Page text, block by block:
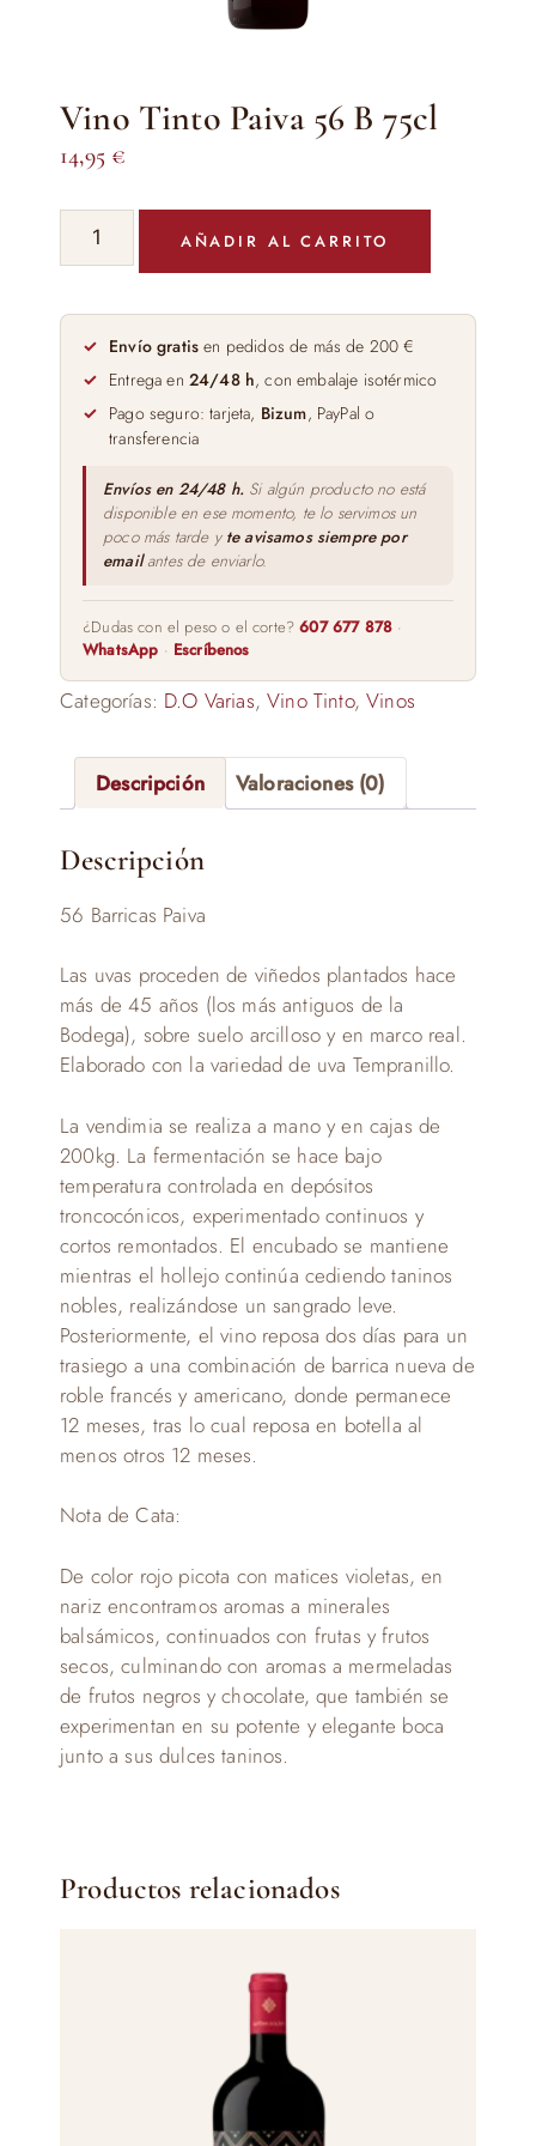
Vino Tinto Paiva 56 B 75cl
14,95 €
Vino
Tinto
56
75cl
cantidad
AÑADIR AL CARRITO
Envío gratis en pedidos de más de 200 €
Entrega en 24/48 h, con embalaje isotérmico
Pago seguro: tarjeta, Bizum, PayPal o
transferencia
Envíos en 24/48 h. Si algún producto no está
disponible en ese momento, te lo servimos un
poco más tarde y te avisamos siempre por
emailantes de enviarlo.
¿Dudas con el peso o el corte?607 677 878 ·
WhatsApp · Escríbenos
Categorías: D.O Varias,Vino Tinto,Vinos
Descripción Valoraciones (0)
Descripción
56 Barricas Paiva
Las uvas proceden de viñedos plantados hace
más de 45 años (los más antiguos de la
Bodega), sobre suelo arcilloso y en marco real.
Elaborado con la variedad de uva Tempranillo.
La vendimia se realiza a mano y en cajas de
200kg. La fermentación se hace bajo
temperatura controlada en depósitos
troncocónicos, experimentado continuos y
cortos remontados. El encubado se mantiene
mientras el hollejo continúa cediendo taninos
nobles, realizándose un sangrado leve.
Posteriormente, el vino reposa dos días para un
trasiego a una combinación de barrica nueva de
roble francés y americano, donde permanece
12 meses, tras lo cual reposa en botella al
menos otros 12 meses.
Nota de Cata:
De color rojo picota con matices violetas, en
nariz encontramos aromas a minerales
balsámicos, continuados con frutas y frutos
secos, culminando con aromas a mermeladas
de frutos negros y chocolate, que también se
experimentan en su potente y elegante boca
junto a sus dulces taninos.
Productos relacionados